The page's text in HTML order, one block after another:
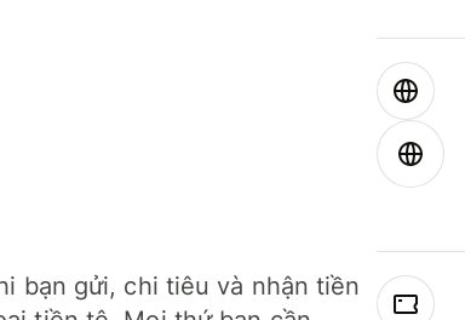
bạn gửi, chi tiêu và nhận tiền